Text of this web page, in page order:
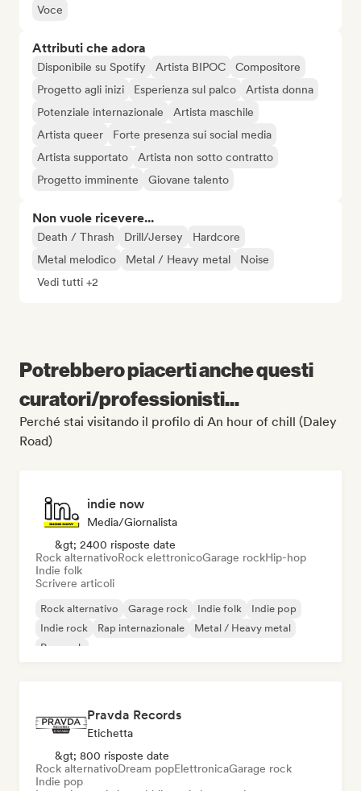
Voce
Attributi che adora
Disponibile su Spotify Artista BIPOC
Compositore
Progetto agli inizi
Esperienza sul palco
Artista donna
Potenziale internazionale
Artista maschile
Artista queer
Forte presenza sui social media
Artista supportato
Artista non sotto contratto
Progetto imminente
Giovane talento
Non vuole ricevere...
Death / Thrash Drill/Jersey
Hardcore
Metal melodico
Metal / Heavy metal
Noise
Vedi tutti +2
Potrebbero piacerti anche questi
curatori/professionisti...
Perché stai visitando il profilo di An hour of chill (Daley
Road)
indie now
Media/Giornalista
&gt; 2400 risposte date
Rock alternativoRock elettronicoGarage rockHip-hop
Indie folk
Scrivere articoli
Rock alternativo Garage rock Indie folk
Indie pop
Indie rock
Rap internazionale
Metal / Heavy metal
Pop rock
Pravda Records
Etichetta
&gt; 800 risposte date
Rock alternativoDream popElettronicaGarage rock
Indie pop